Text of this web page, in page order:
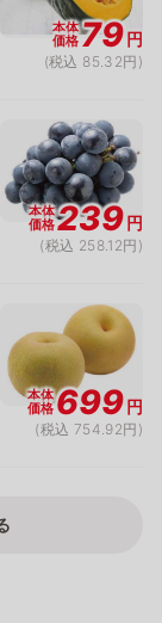
本体
価格79円
(税込 85.32円)
本体
価格239円
(税込 258.12円)
本体
価格699円
(税込 754.92円)